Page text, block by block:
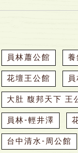
員林蕭公館
花壇王公館
大肚 馥邦天下 王
員林-輕井澤
台中清水-周公館